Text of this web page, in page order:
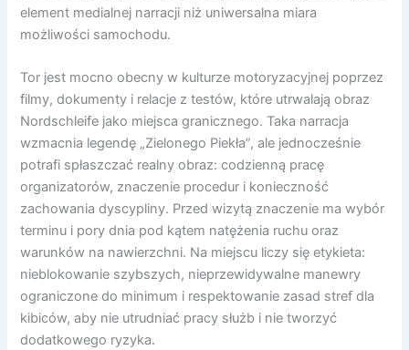
element medialnej narracji niż uniwersalna miara
możliwości samochodu.
Tor jest mocno obecny w kulturze motoryzacyjnej poprzez
filmy, dokumenty i relacje z testów, które utrwalają obraz
Nordschleife jako miejsca granicznego. Taka narracja
wzmacnia legendę „Zielonego Piekła”, ale jednocześnie
potrafi spłaszczać realny obraz: codzienną pracę
organizatorów, znaczenie procedur i konieczność
zachowania dyscypliny. Przed wizytą znaczenie ma wybór
terminu i pory dnia pod kątem natężenia ruchu oraz
warunków na nawierzchni. Na miejscu liczy się etykieta:
nieblokowanie szybszych, nieprzewidywalne manewry
ograniczone do minimum i respektowanie zasad stref dla
kibiców, aby nie utrudniać pracy służb i nie tworzyć
dodatkowego ryzyka.